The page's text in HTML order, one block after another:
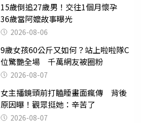
15歲倒追27歲男！交往1個月懷孕
36歲當阿嬤故事曝光
2026-08-06
9歲女孩60公斤又如何？站上啦啦隊C
位驚艷全場 千萬網友被圈粉
2026-08-07
女主播鏡頭前打瞌睡畫面瘋傳 背後
原因曝！觀眾挺她：辛苦了
2026-08-07